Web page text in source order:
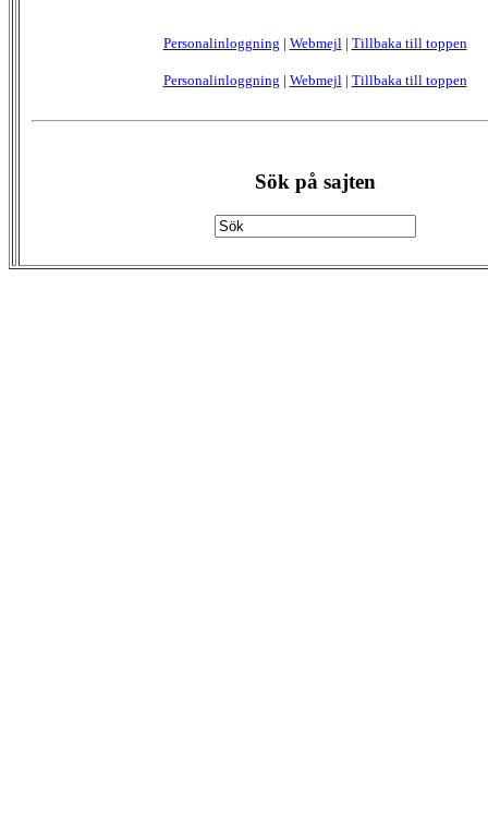
Personalinloggning | Webmejl | Tillbaka till toppen
Personalinloggning | Webmejl | Tillbaka till toppen
Sök på sajten